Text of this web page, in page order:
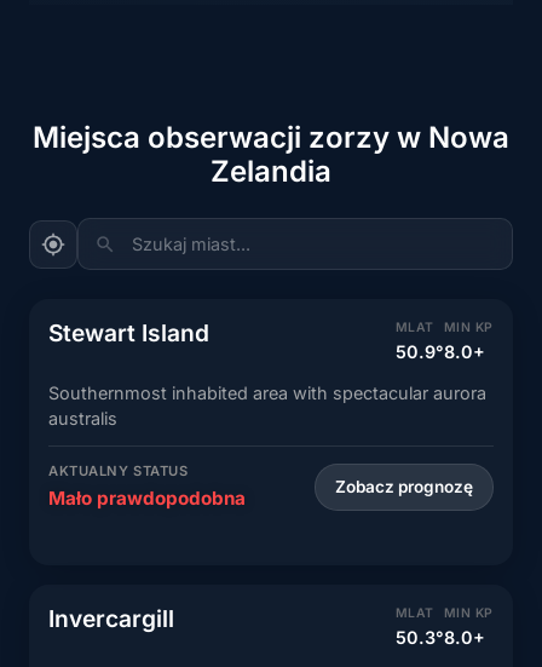
Miejsca obserwacji zorzy w Nowa
Zelandia
Szukaj miast...
Stewart Island MLAT
50.9°
MIN KP
8.0+
Southernmost inhabited area with spectacular aurora
australis
AKTUALNY STATUS
Mało prawdopodobna Zobacz prognozę
Invercargill MLAT
50.3°
MIN KP
8.0+